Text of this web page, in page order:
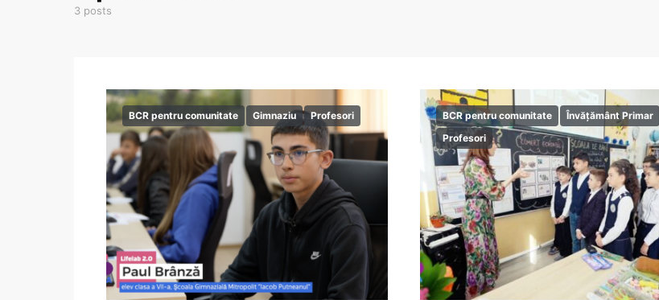
3 posts
BCR pentru comunitate Gimnaziu Profesori BCR pentru comunitate
Învățământ Primar
Profesori